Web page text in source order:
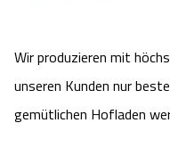
Wir produzieren mit
unseren Kunden nur
gemütlichen Hofladen